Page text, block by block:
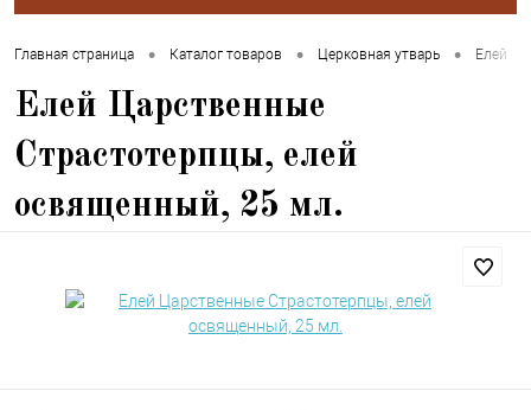
Главная страница • Каталог товаров • Церковная утварь • Елей
Елей Царственные
Страстотерпцы, елей
освященный, 25 мл.